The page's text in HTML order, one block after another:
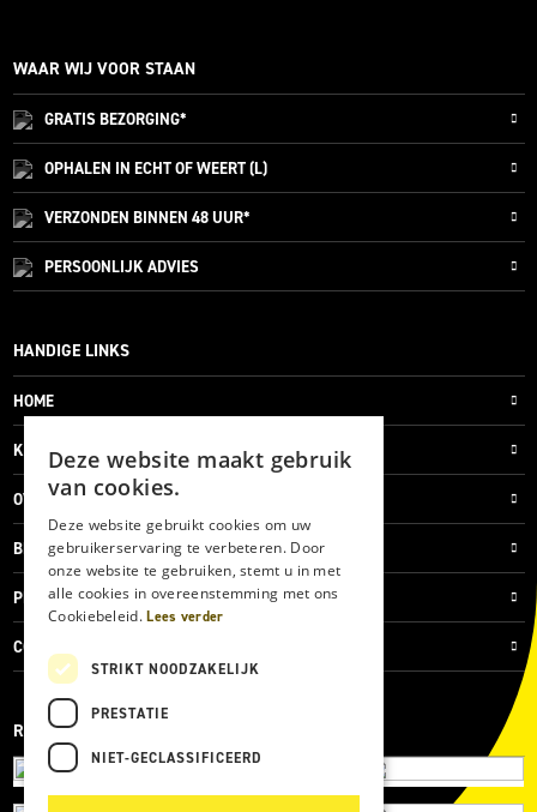
WAAR WIJ VOOR STAAN
GRATISBEZORGING*
OPHALEN IN ECHT OF WEERT (L)
VERZONDEN BINNEN 48 UUR*
PERSOONLIJKADVIES
HANDIGE LINKS
HOME
KLANTENSERVICE
OVER ONS
BLOG
PRIVACYVERKLARING
COOKIES
REVIEWMERK
Deze website maakt gebruik
van cookies.
Deze website gebruikt cookies om uw
gebruikerservaring te verbeteren. Door
onze website te gebruiken, stemt u in met
alle cookies in overeenstemming met ons
Cookiebeleid.Lees verder
STRIKT NOODZAKELIJK
PRESTATIE
NIET-GECLASSIFICEERD